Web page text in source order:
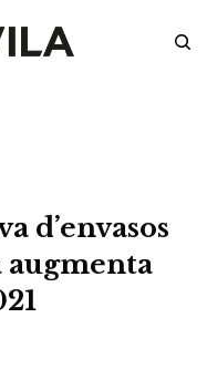
d’envasos
augmenta